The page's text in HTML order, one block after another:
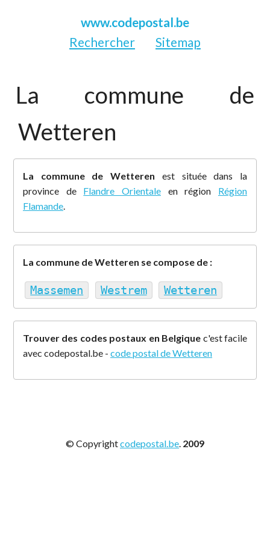
www.codepostal.be
Rechercher
Sitemap
La commune de
Wetteren
La commune de Wetteren est située dans la
province de Flandre Orientale en région Région
Flamande
La commune de Wetteren se compose de :
Massemen Westrem Wetteren
Trouver des codes postaux en Belgique c'est facile
avec codepostal.be -code postal de Wetteren
© Copyrightcodepostal.be. 2009